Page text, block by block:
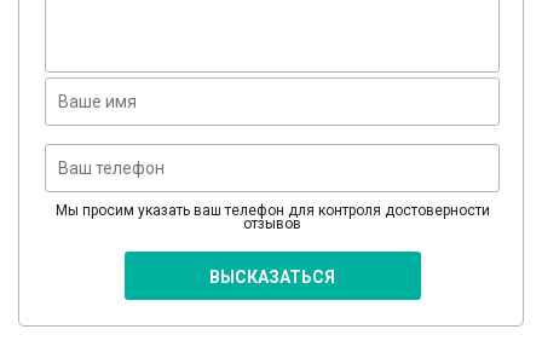
Мы просим указать ваш телефон для контроля достоверности
отзывов
ВЫСКАЗАТЬСЯ